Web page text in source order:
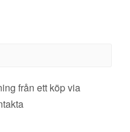
från ett köp via